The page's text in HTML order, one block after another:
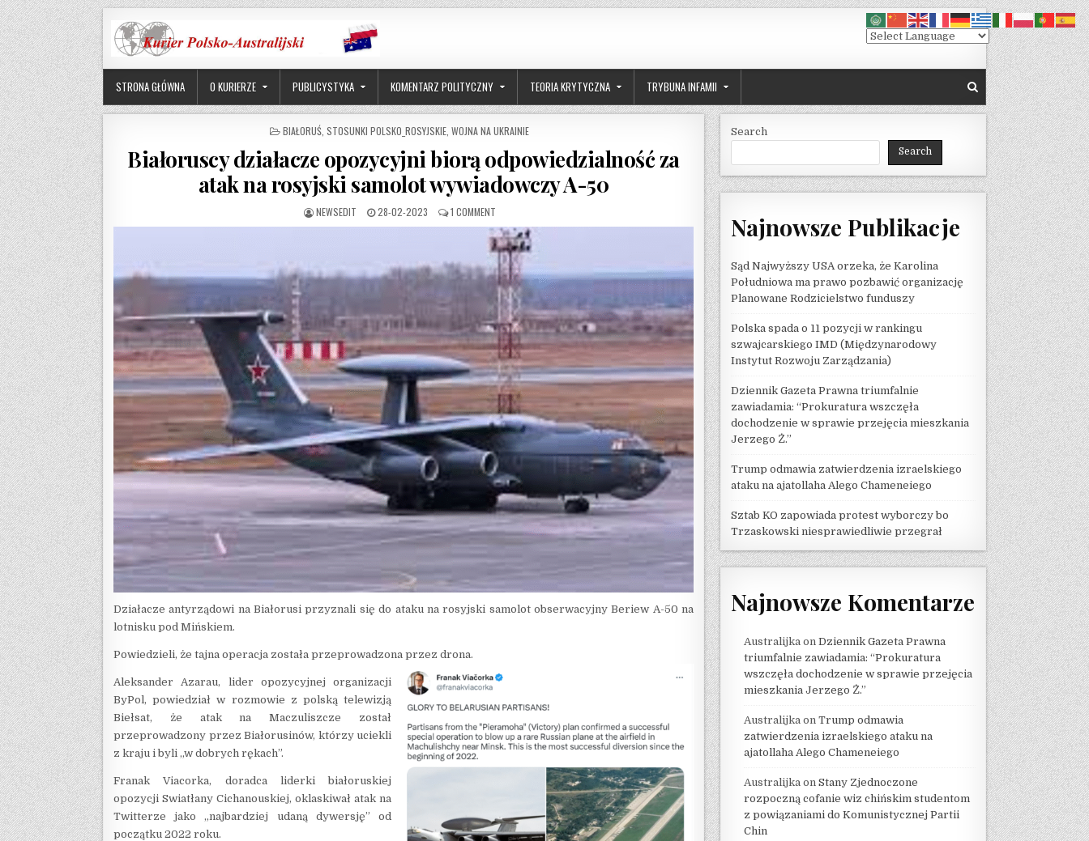
Skip to content
STRONA GŁÓWNA O KURIERZE PUBLICYSTYKA KOMENTARZ POLITYCZNY TEORIA KRYTYCZNA TRYBUNA INFAMII
POSTED IN
BIAŁORUŚ ,STOSUNKI POLSKO_ROSYJSKIE ,WOJNA NA UKRAINIE
Białoruscy działacze opozycyjni biorą odpowiedzialność za
atak na rosyjski samolot wywiadowczy A-50
AUTHOR:
NEWSEDIT PUBLISHED DATE:
28-02-2023 1 COMMENTON BIAŁORUSCY DZIAŁACZE OPOZYCYJNI BIORĄ ODPOWIEDZIALNOŚĆ ZA ATAK NA ROSYJSKI SAMOLOT WYWIADOWCZY A-50
Działacze antyrządowi na Białorusi przyznali się do ataku na rosyjski samolot obserwacyjny Beriew A-50 na
lotnisku pod Mińskiem.
Powiedzieli, że tajna operacja została przeprowadzona przez drona.
Aleksander Azarau, lider opozycyjnej organizacji
ByPol, powiedział w rozmowie z polską telewizją
Biełsat, że atak na Maczuliszcze został
przeprowadzony przez Białorusinów, którzy uciekli
z kraju i byli „w dobrych rękach”.
Franak Viacorka, doradca liderki białoruskiej
opozycji Swiatłany Cichanouskiej, oklaskiwał atak na
Twitterze jako „najbardziej udaną dywersję” od
początku 2022 roku.
Search
Search
Najnowsze Publikacje
Sąd Najwyższy USA orzeka, że ​​Karolina
Południowa ma prawo pozbawić organizację
Planowane Rodzicielstwo funduszy
Polska spada o 11 pozycji w rankingu
szwajcarskiego IMD (Międzynarodowy
Instytut Rozwoju Zarządzania)
Dziennik Gazeta Prawna triumfalnie
zawiadamia: “Prokuratura wszczęła
dochodzenie w sprawie przejęcia mieszkania
Jerzego Ż.”
Trump odmawia zatwierdzenia izraelskiego
ataku na ajatollaha Alego Chameneiego
Sztab KO zapowiada protest wyborczy bo
Trzaskowski niesprawiedliwie przegrał
Najnowsze Komentarze
Australijkaon Dziennik Gazeta Prawna
triumfalnie zawiadamia: “Prokuratura
wszczęła dochodzenie w sprawie przejęcia
mieszkania Jerzego Ż.”
Australijkaon Trump odmawia
zatwierdzenia izraelskiego ataku na
ajatollaha Alego Chameneiego
Australijkaon Stany Zjednoczone
rozpoczną cofanie wiz chińskim studentom
z powiązaniami do Komunistycznej Partii
Chin